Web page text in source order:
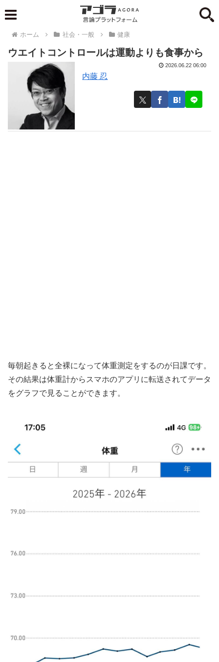
ホーム 社会・一般 健康
ウエイトコントロールは運動よりも食事から
内藤 忍
2026.06.22 06:00
毎朝起きると全裸になって体重測定をするのが日課です。
その結果は体重計からスマホのアプリに転送されてデータ
をグラフで見ることができます。